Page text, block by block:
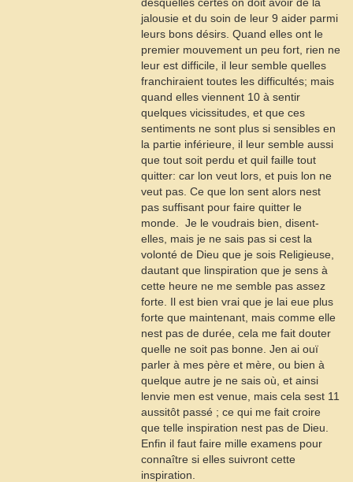
jalousie et du soin de leur 9 aider parmi
leurs bons désirs. Quand elles ont le
premier mouvement un peu fort, rien ne
leur est difficile, il leur semble quelles
franchiraient toutes les difficultés; mais
quand elles viennent 10 à sentir
quelques vicissitudes, et que ces
sentiments ne sont plus si sensibles en
la partie inférieure, il leur semble aussi
que tout soit perdu et quil faille tout
quitter: car lon veut lors, et puis lon ne
veut pas. Ce que lon sent alors nest
pas suffisant pour faire quitter le
monde.  Je le voudrais bien, disent-
elles, mais je ne sais pas si cest la
volonté de Dieu que je sois Religieuse,
dautant que linspiration que je sens à
cette heure ne me semble pas assez
forte. Il est bien vrai que je lai eue plus
forte que maintenant, mais comme elle
nest pas de durée, cela me fait douter
quelle ne soit pas bonne. Jen ai ouï
parler à mes père et mère, ou bien à
quelque autre je ne sais où, et ainsi
lenvie men est venue, mais cela sest 11
aussitôt passé ; ce qui me fait croire
que telle inspiration nest pas de Dieu.
Enfin il faut faire mille examens pour
connaître si elles suivront cette
inspiration.